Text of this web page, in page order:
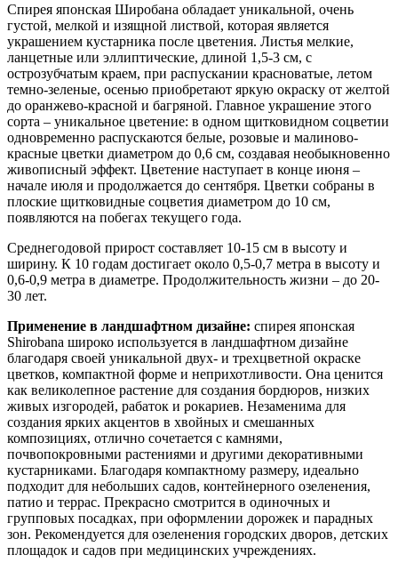
Спирея японская Широбана обладает уникальной, очень
густой, мелкой и изящной листвой, которая является
украшением кустарника после цветения. Листья мелкие,
ланцетные или эллиптические, длиной 1,5-3 см, с
острозубчатым краем, при распускании красноватые, летом
темно-зеленые, осенью приобретают яркую окраску от желтой
до оранжево-красной и багряной. Главное украшение этого
сорта – уникальное цветение: в одном щитковидном соцветии
одновременно распускаются белые, розовые и малиново-
красные цветки диаметром до 0,6 см, создавая необыкновенно
живописный эффект. Цветение наступает в конце июня –
начале июля и продолжается до сентября. Цветки собраны в
плоские щитковидные соцветия диаметром до 10 см,
появляются на побегах текущего года.
Среднегодовой прирост составляет 10-15 см в высоту и
ширину. К 10 годам достигает около 0,5-0,7 метра в высоту и
0,6-0,9 метра в диаметре. Продолжительность жизни – до 20-
30 лет.
Применение в ландшафтном дизайне: спирея японская
Shirobana широко используется в ландшафтном дизайне
благодаря своей уникальной двух- и трехцветной окраске
цветков, компактной форме и неприхотливости. Она ценится
как великолепное растение для создания бордюров, низких
живых изгородей, рабаток и рокариев. Незаменима для
создания ярких акцентов в хвойных и смешанных
композициях, отлично сочетается с камнями,
почвопокровными растениями и другими декоративными
кустарниками. Благодаря компактному размеру, идеально
подходит для небольших садов, контейнерного озеленения,
патио и террас. Прекрасно смотрится в одиночных и
групповых посадках, при оформлении дорожек и парадных
зон. Рекомендуется для озеленения городских дворов, детских
площадок и садов при медицинских учреждениях.